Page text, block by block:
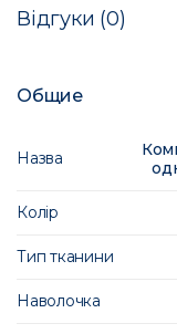
Відгуки (0)
Общие
Назва
Колір
Тип тканини
Наволочка